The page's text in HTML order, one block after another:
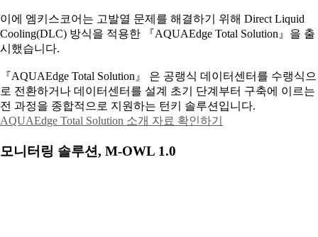
이에 엠키스코어는 고발열 문제를 해결하기 위해 Direct Liquid
Cooling(DLC) 방식을 적용한 『AQUAEdge Total Solution』을 출
시했습니다.
『AQUAEdge Total Solution』 은 공랭식 데이터센터를 수랭식으
로 전환하거나 데이터센터를 설계 초기 단계부터 구축에 이르는
전 과정을 종합적으로 지원하는 턴키 솔루션입니다.
AQUAEdge Total Solution 소개 자료 확인하기
모니터링 솔루션, M-OWL 1.0